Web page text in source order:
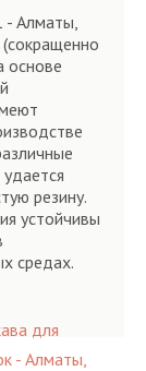
- Алматы,
(сокращенно
основе
резину.
устойчивы
средах.
для
- Алматы,